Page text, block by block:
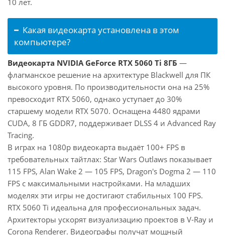
10 лет.
Какая видеокарта установлена в этом
компьютере?
Видеокарта NVIDIA GeForce RTX 5060 Ti 8ГБ —
флагманское решение на архитектуре Blackwell для ПК
высокого уровня. По производительности она на 25%
превосходит RTX 5060, однако уступает до 30%
старшему модели RTX 5070. Оснащена 4480 ядрами
CUDA, 8 ГБ GDDR7, поддерживает DLSS 4 и Advanced Ray
Tracing.
В играх на 1080p видеокарта выдаёт 100+ FPS в
требовательных тайтлах: Star Wars Outlaws показывает
115 FPS, Alan Wake 2 — 105 FPS, Dragon's Dogma 2 — 110
FPS с максимальными настройками. На младших
моделях эти игры не достигают стабильных 100 FPS.
RTX 5060 Ti идеальна для профессиональных задач.
Архитекторы ускорят визуализацию проектов в V-Ray и
Corona Renderer. Видеографы получат мощный